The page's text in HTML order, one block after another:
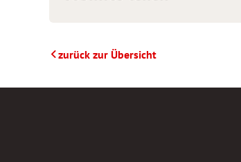
zurück zur Übersicht